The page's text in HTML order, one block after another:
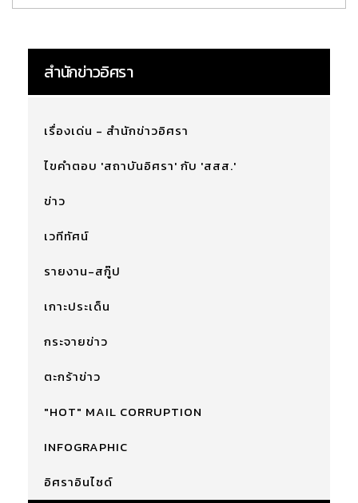
สำนักข่าวอิศรา
เรื่องเด่น - สำนักข่าวอิศรา
ไขคำตอบ 'สถาบันอิศรา' กับ 'สสส.'
ข่าว
เวทีทัศน์
รายงาน-สกู๊ป
เกาะประเด็น
กระจายข่าว
ตะกร้าข่าว
"HOT" MAIL CORRUPTION
INFOGRAPHIC
อิศราอินไซด์